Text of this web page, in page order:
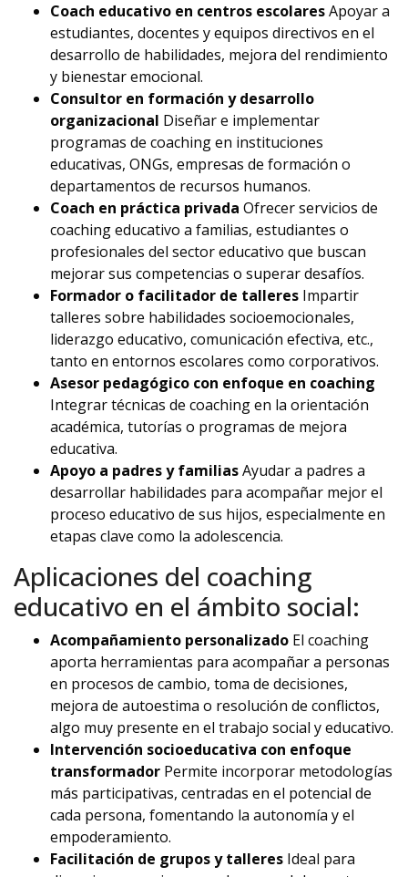
Coach educativo en centros escolaresApoyar a
estudiantes, docentes y equipos directivos en el
desarrollo de habilidades, mejora del rendimiento
y bienestar emocional.
Consultor en formación y desarrollo
organizacional Diseñar e implementar
programas de coaching en instituciones
educativas, ONGs, empresas de formación o
departamentos de recursos humanos.
Coach en práctica privada Ofrecer servicios de
coaching educativo a familias, estudiantes o
profesionales del sector educativo que buscan
mejorar sus competencias o superar desafíos.
Formador o facilitador de talleres Impartir
talleres sobre habilidades socioemocionales,
liderazgo educativo, comunicación efectiva, etc.,
tanto en entornos escolares como corporativos.
Asesor pedagógico con enfoque en coaching
Integrar técnicas de coaching en la orientación
académica, tutorías o programas de mejora
educativa.
Apoyo a padres y familiasAyudar a padres a
desarrollar habilidades para acompañar mejor el
proceso educativo de sus hijos, especialmente en
etapas clave como la adolescencia.
Aplicaciones del coaching
educativo en el ámbito social:
Acompañamiento personalizado El coaching
aporta herramientas para acompañar a personas
en procesos de cambio, toma de decisiones,
mejora de autoestima o resolución de conflictos,
algo muy presente en el trabajo social y educativo.
Intervención socioeducativa con enfoque
transformador Permite incorporar metodologías
más participativas, centradas en el potencial de
cada persona, fomentando la autonomía y el
empoderamiento.
Facilitación de grupos y talleres Ideal para